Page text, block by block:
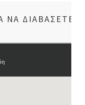
ΝΑ ΔΙΑΒΆΣΕΤΕ